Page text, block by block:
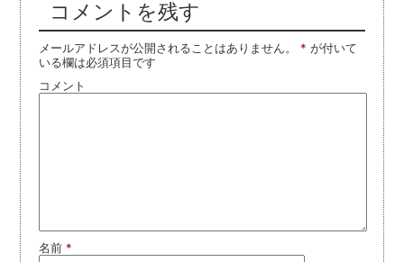
コメントを残す
メールアドレスが公開されることはありません。 * が付いて
いる欄は必須項目です
コメント
名前 *